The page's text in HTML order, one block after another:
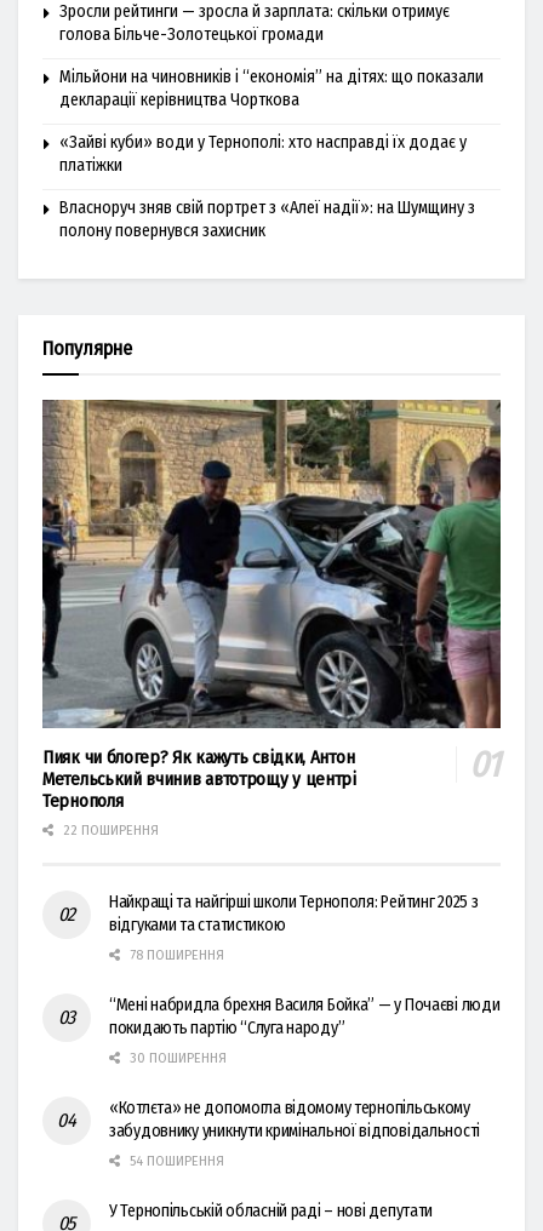
Зросли рейтинги — зросла й зарплата: скільки отримує
голова Більче-Золотецької громади
Мільйони на чиновників і “економія” на дітях: що показали
декларації керівництва Чорткова
«Зайві куби» води у Тернополі: хто насправді їх додає у
платіжки
Власноруч зняв свій портрет з «Алеї надії»: на Шумщину з
полону повернувся захисник
Популярне
Пияк чи блогер? Як кажуть свідки, Антон
Метельський вчинив автотрощу у центрі
Тернополя
22 ПОШИРЕННЯ
Найкращі та найгірші школи Тернополя: Рейтинг 2025 з
відгуками та статистикою
78 ПОШИРЕННЯ
“Мені набридла брехня Василя Бойка” — у Почаєві люди
покидають партію “Слуга народу”
30 ПОШИРЕННЯ
«Котлєта» не допомогла відомому тернопільському
забудовнику уникнути кримінальної відповідальності
54 ПОШИРЕННЯ
У Тернопільській обласній раді – нові депутати